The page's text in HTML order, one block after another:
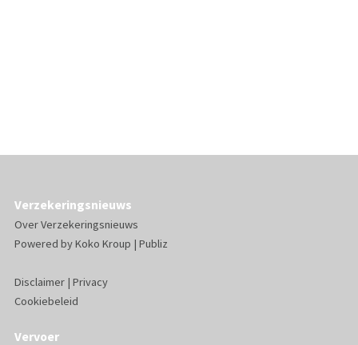
Verzekeringsnieuws
Over Verzekeringsnieuws
Powered byKoko Kroup | Publiz
Disclaimer| Privacy
Cookiebeleid
Vervoer